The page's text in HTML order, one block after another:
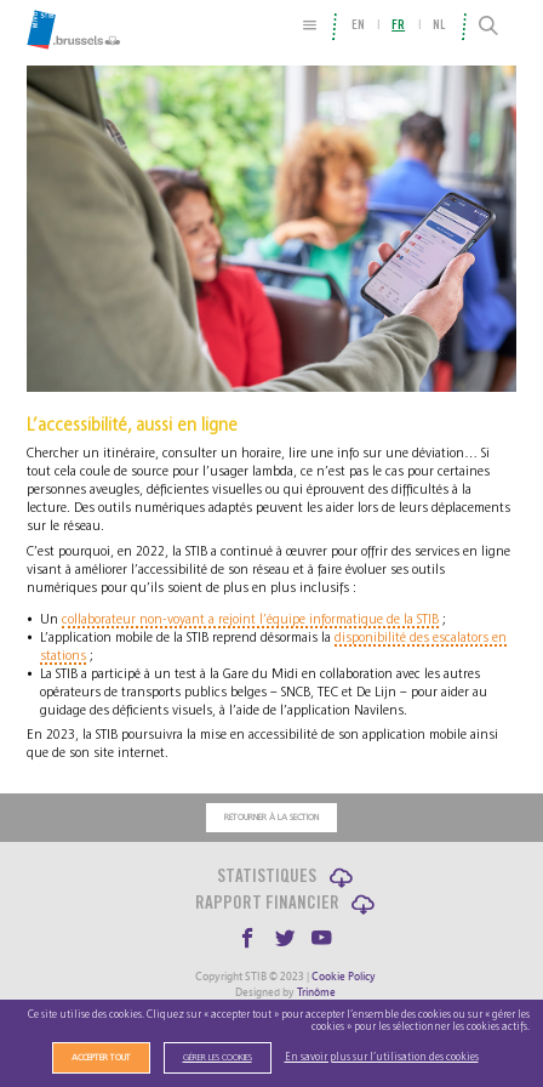
EN FR NL
L’accessibilité, aussi en ligne
Chercher un itinéraire, consulter un horaire, lire une info sur une déviation… Si
tout cela coule de source pour l’usager lambda, ce n’est pas le cas pour certaines
personnes aveugles, déficientes visuelles ou qui éprouvent des difficultés à la
lecture. Des outils numériques adaptés peuvent les aider lors de leurs déplacements
sur le réseau.
C’est pourquoi, en 2022, la STIB a continué à œuvrer pour offrir des services en ligne
visant à améliorer l’accessibilité de son réseau et à faire évoluer ses outils
numériques pour qu’ils soient de plus en plus inclusifs :
Uncollaborateur non-voyant a rejoint l’équipe informatique de la STIB ;
L’application mobile de la STIB reprend désormais ladisponibilité des escalators en
stations ;
La STIB a participé à un test à la Gare du Midi en collaboration avec les autres
opérateurs de transports publics belges – SNCB, TEC et De Lijn – pour aider au
guidage des déficients visuels, à l’aide de l’application Navilens.
En 2023, la STIB poursuivra la mise en accessibilité de son application mobile ainsi
que de son site internet.
RETOURNER À LA SECTION
STATISTIQUES
RAPPORT FINANCIER
Copyright STIB © 2023 | Cookie Policy
Designed by Trinôme
Developed by
Swingtree
Ce site utilise des cookies. Cliquez sur « accepter tout » pour accepter l’ensemble des cookies ou sur « gérer les
cookies » pour les sélectionner les cookies actifs.
ACCEPTER TOUT GÉRER LES COOKIES En savoir plus sur l’utilisation des cookies